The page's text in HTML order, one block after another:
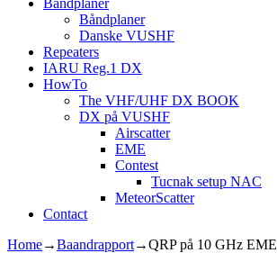
Båndplaner
Danske VUSHF
Repeaters
IARU Reg.1 DX
HowTo
The VHF/UHF DX BOOK
DX på VUSHF
Airscatter
EME
Contest
Tucnak setup NAC
MeteorScatter
Contact
Home→Baandrapport→QRP på 10 GHz EME